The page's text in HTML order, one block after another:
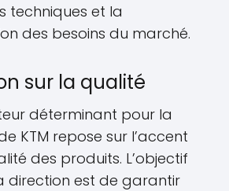
techniques et la
des besoins du marché.
sur la qualité
déterminant pour la
KTM repose sur l’accent
des produits. L’objectif
direction est de garantir